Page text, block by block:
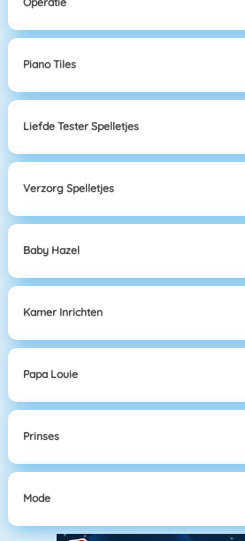
Piano Tiles
Liefde Tester Spelletjes
Verzorg Spelletjes
Baby Hazel
Kamer Inrichten
Papa Louie
Prinses
Mode